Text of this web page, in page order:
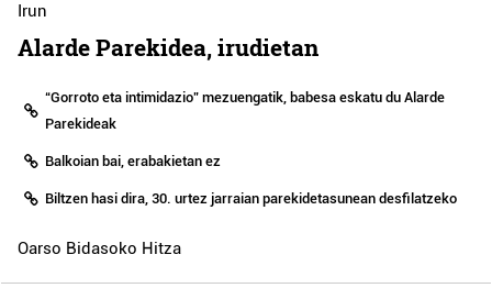
Irun
Alarde Parekidea, irudietan
“Gorroto eta intimidazio” mezuengatik, babesa eskatu du Alarde
Parekideak
Balkoian bai, erabakietan ez
Biltzen hasi dira, 30. urtez jarraian parekidetasunean desfilatzeko
Oarso Bidasoko Hitza